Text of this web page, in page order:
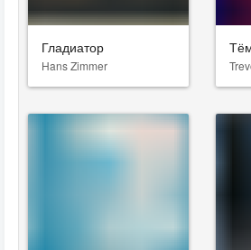
Гладиатор
Hans Zimmer